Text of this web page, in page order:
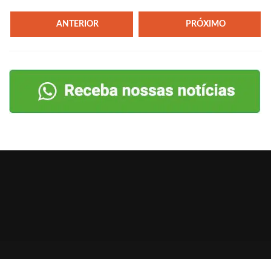
ANTERIOR PRÓXIMO